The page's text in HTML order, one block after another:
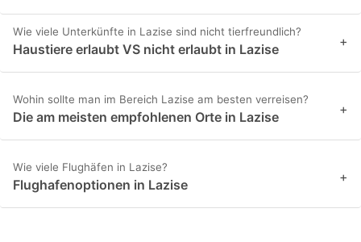
Wie viele Unterkünfte in Lazise sind nicht tierfreundlich?
Haustiere erlaubt VS nicht erlaubt in Lazise +
Wohin sollte man im Bereich Lazise am besten verreisen?
Die am meisten empfohlenen Orte in Lazise +
Wie viele Flughäfen in Lazise?
Flughafenoptionen in Lazise +